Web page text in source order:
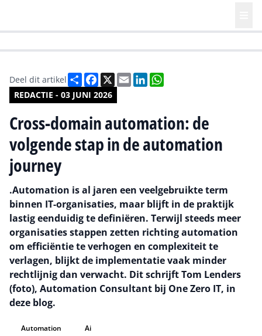
REDACTIE - 03 JUNI 2026
Deel dit artikel DeelFacebook
X EmailLinkedIn
Cross-domain automation: de
volgende stap in de automation
journey
.Automation is al jaren een veelgebruikte term
binnen IT-organisaties, maar blijft in de praktijk
lastig eenduidig te definiëren. Terwijl steeds meer
organisaties stappen zetten richting automation
om efficiëntie te verhogen en complexiteit te
verlagen, blijkt de implementatie vaak minder
rechtlijnig dan verwacht. Dit schrijft Tom Lenders
(foto), Automation Consultant bij One Zero IT, in
deze blog.
Automation Ai